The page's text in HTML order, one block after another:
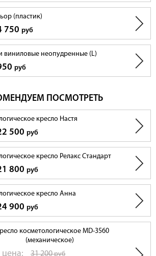
(пластик)
750 руб
виниловые неопудренные (L)
руб
ПОСМОТРЕТЬ
кресло Настя
500 руб
кресло Релакс Стандарт
800 руб
кресло Анна
900 руб
косметологическое MD-3560
(механическое)
цена: 31 200руб